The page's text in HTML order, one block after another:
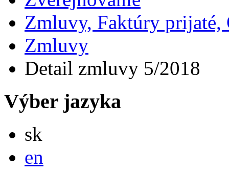
Zmluvy, Faktúry prijaté,
Zmluvy
Detail zmluvy 5/2018
Výber jazyka
sk
en